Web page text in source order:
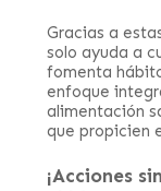
Gracias a
solo ayuda a
fomenta
enfoque
alimentación
que propicien
¡Acciones